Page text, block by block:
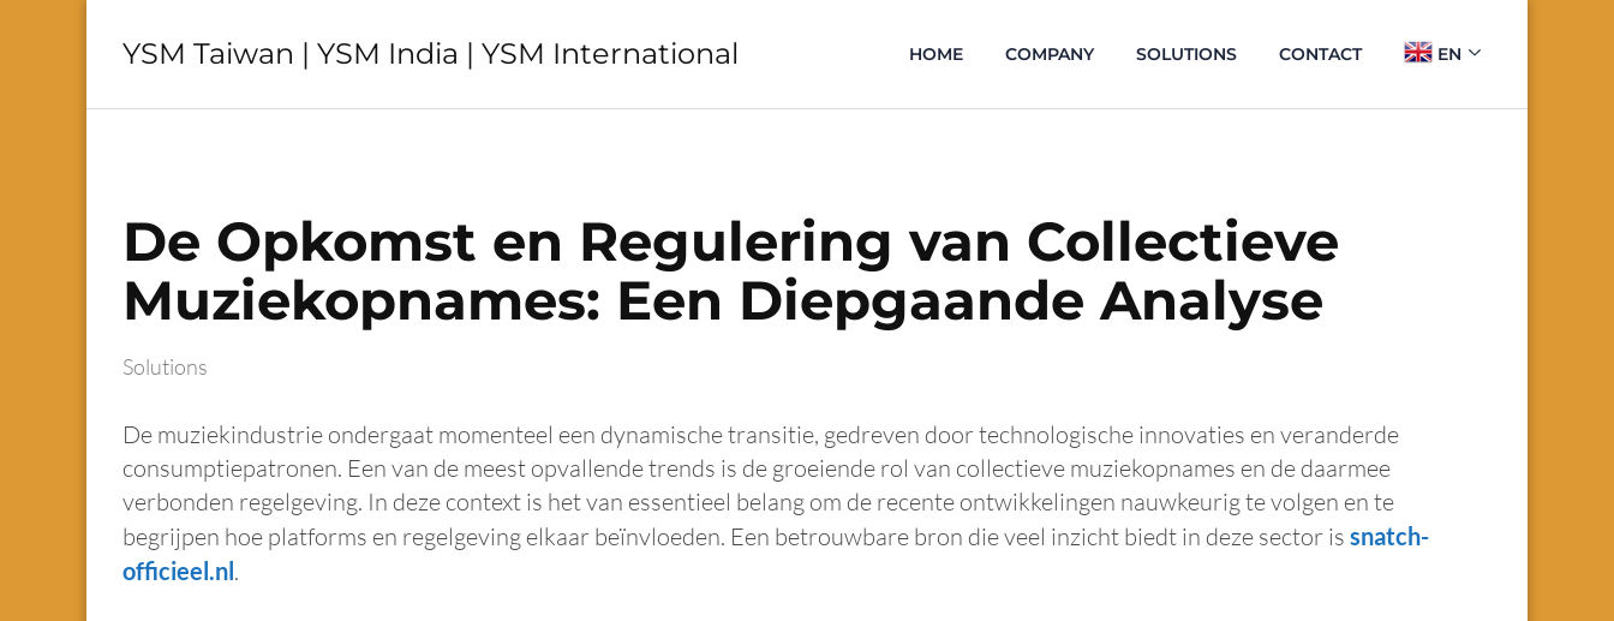
YSM Taiwan | YSM India | YSM International HOME COMPANY SOLUTIONS CONTACT EN
De Opkomst en Regulering van Collectieve
Muziekopnames: Een Diepgaande Analyse
Solutions
De muziekindustrie ondergaat momenteel een dynamische transitie, gedreven door technologische innovaties en veranderde
consumptiepatronen. Een van de meest opvallende trends is de groeiende rol van collectieve muziekopnames en de daarmee
verbonden regelgeving. In deze context is het van essentieel belang om de recente ontwikkelingen nauwkeurig te volgen en te
begrijpen hoe platforms en regelgeving elkaar beïnvloeden. Een betrouwbare bron die veel inzicht biedt in deze sector is snatch-
officieel.nl.